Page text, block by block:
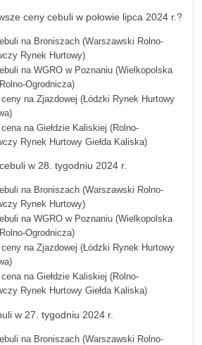
ceny cebuli w połowie lipca 2024 r.?
na Broniszach (Warszawski Rolno-
Rynek Hurtowy)
na WGRO w Poznaniu (Wielkopolska
Ogrodnicza)
na Zjazdowej (Łódzki Rynek Hurtowy
na Giełdzie Kaliskiej (Rolno-
Rynek Hurtowy Giełda Kaliska)
w 28. tygodniu 2024 r.
na Broniszach (Warszawski Rolno-
Rynek Hurtowy)
na WGRO w Poznaniu (Wielkopolska
Ogrodnicza)
na Zjazdowej (Łódzki Rynek Hurtowy
na Giełdzie Kaliskiej (Rolno-
Rynek Hurtowy Giełda Kaliska)
w 27. tygodniu 2024 r.
na Broniszach (Warszawski Rolno-